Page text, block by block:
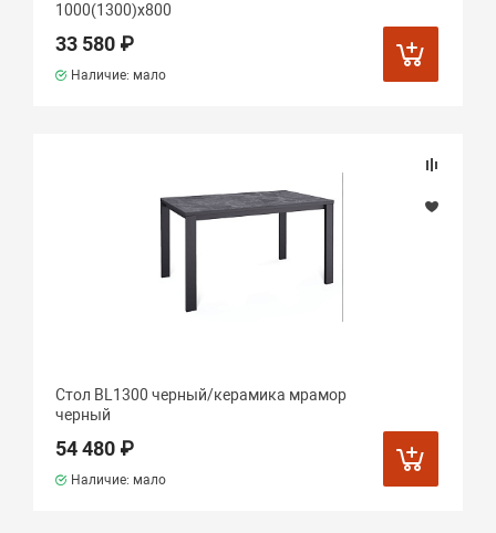
1000(1300)х800
33 580 ₽
Наличие: мало
Стол BL1300 черный/керамика мрамор
черный
54 480 ₽
Наличие: мало